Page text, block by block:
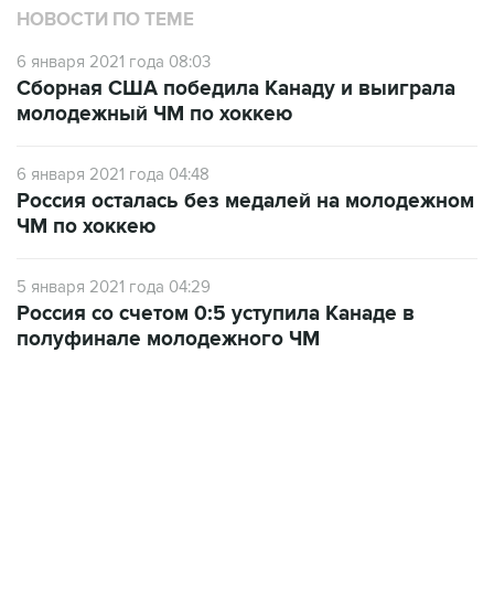
НОВОСТИ ПО ТЕМЕ
6 января 2021 года 08:03
Сборная США победила Канаду и выиграла
молодежный ЧМ по хоккею
6 января 2021 года 04:48
Россия осталась без медалей на молодежном
ЧМ по хоккею
5 января 2021 года 04:29
Россия со счетом 0:5 уступила Канаде в
полуфинале молодежного ЧМ